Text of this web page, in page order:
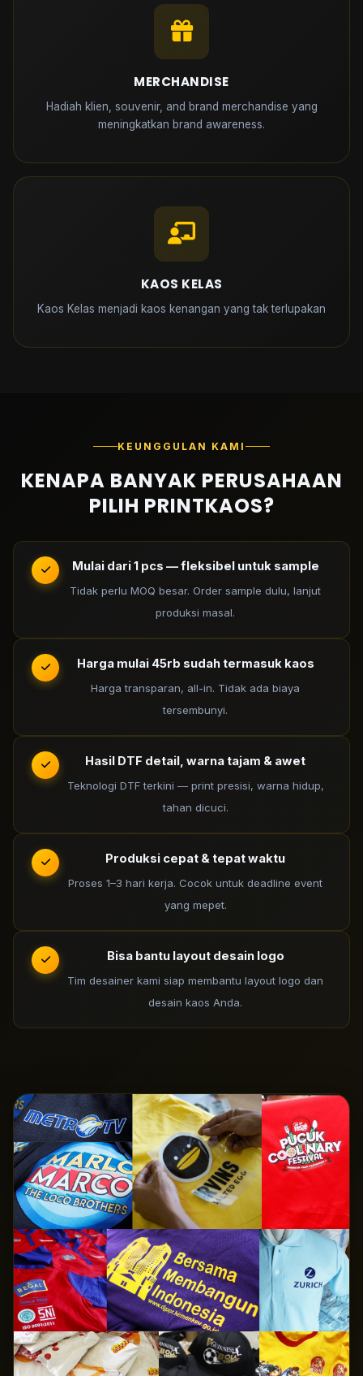
MERCHANDISE
Hadiah klien, souvenir, and brand merchandise yang
meningkatkan brand awareness.
KAOS KELAS
Kaos Kelas menjadi kaos kenangan yang tak terlupakan
KEUNGGULAN KAMI
KENAPA BANYAK PERUSAHAAN
PILIH PRINTKAOS?
Mulai dari 1 pcs — fleksibel untuk sample
Tidak perlu MOQ besar. Order sample dulu, lanjut
produksi masal.
Harga mulai 45rb sudah termasuk kaos
Harga transparan, all-in. Tidak ada biaya
tersembunyi.
Hasil DTF detail, warna tajam & awet
Teknologi DTF terkini — print presisi, warna hidup,
tahan dicuci.
Produksi cepat & tepat waktu
Proses 1–3 hari kerja. Cocok untuk deadline event
yang mepet.
Bisa bantu layout desain logo
Tim desainer kami siap membantu layout logo dan
desain kaos Anda.